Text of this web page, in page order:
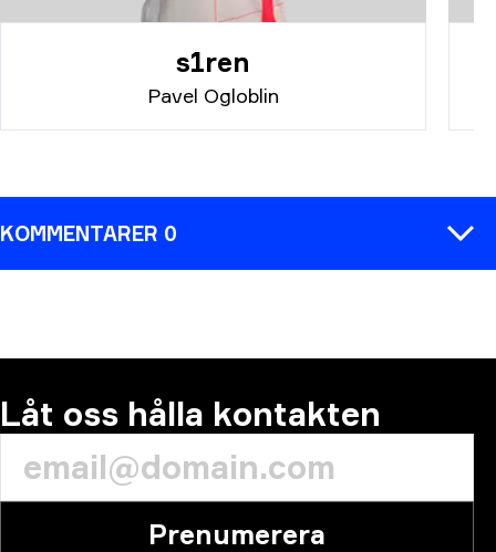
s1ren
Pavel Ogloblin
KOMMENTARER 0
Låt oss hålla kontakten
Prenumerera